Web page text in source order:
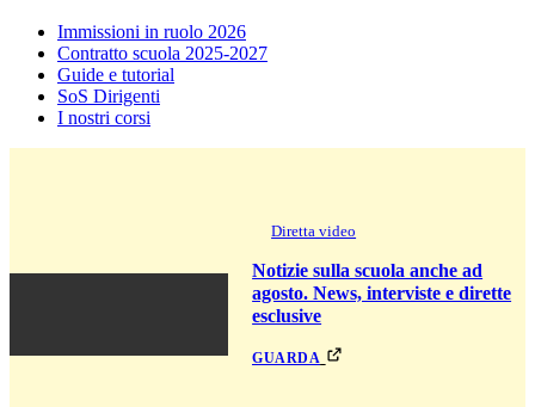
Immissioni in ruolo 2026
Contratto scuola 2025-2027
Guide e tutorial
SoS Dirigenti
I nostri corsi
Diretta video
Notizie sulla scuola anche ad
agosto. News, interviste e dirette
esclusive
guarda